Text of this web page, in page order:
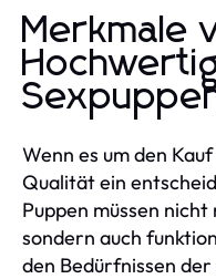
Merkmale
Wenn es um den
Qualität ein
Puppen müssen
sondern auch
den Bedürfnissen